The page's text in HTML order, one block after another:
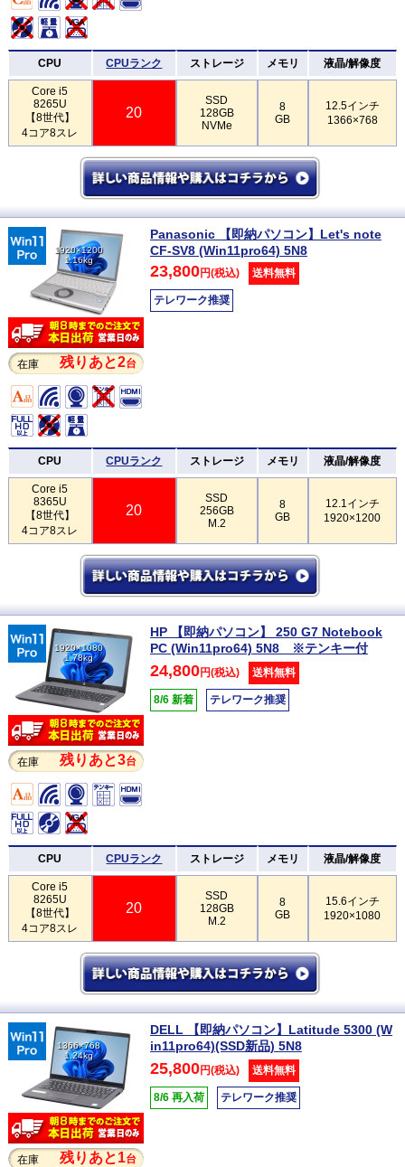
CPU CPUランク ストレージ メモリ 液晶/解像度
Core i5
8265U
【8世代】
4コア8スレ
20
SSD
128GB
NVMe
8
GB
12.5インチ
1366×768
1920×1200
1.16kg
在庫 残りあと2台
Panasonic 【即納パソコン】Let's note
CF-SV8 (Win11pro64) 5N8
23,800円(税込) 送料無料
テレワーク推奨
CPU CPUランク ストレージ メモリ 液晶/解像度
Core i5
8365U
【8世代】
4コア8スレ
20
SSD
256GB
M.2
8
GB
12.1インチ
1920×1200
1920×1080
1.78kg
在庫 残りあと3台
HP 【即納パソコン】 250 G7 Notebook
PC (Win11pro64) 5N8 ※テンキー付
24,800円(税込) 送料無料
8/6 新着 テレワーク推奨
CPU CPUランク ストレージ メモリ 液晶/解像度
Core i5
8265U
【8世代】
4コア8スレ
20
SSD
128GB
M.2
8
GB
15.6インチ
1920×1080
1366×768
1.24kg
在庫 残りあと1台
DELL 【即納パソコン】Latitude 5300 (W
in11pro64)(SSD新品) 5N8
25,800円(税込) 送料無料
8/6 再入荷 テレワーク推奨